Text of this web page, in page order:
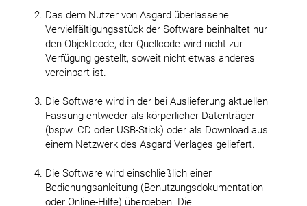
Das dem Nutzer von Asgard überlassene
Vervielfältigungsstück der Software beinhaltet nur
den Objektcode, der Quellcode wird nicht zur
Verfügung gestellt, soweit nicht etwas anderes
vereinbart ist.
Die Software wird in der bei Auslieferung aktuellen
Fassung entweder als körperlicher Datenträger
(bspw. CD oder USB-Stick) oder als Download aus
einem Netzwerk des Asgard Verlages geliefert.
Die Software wird einschließlich einer
Bedienungsanleitung (Benutzungsdokumentation
oder Online-Hilfe) übergeben. Die